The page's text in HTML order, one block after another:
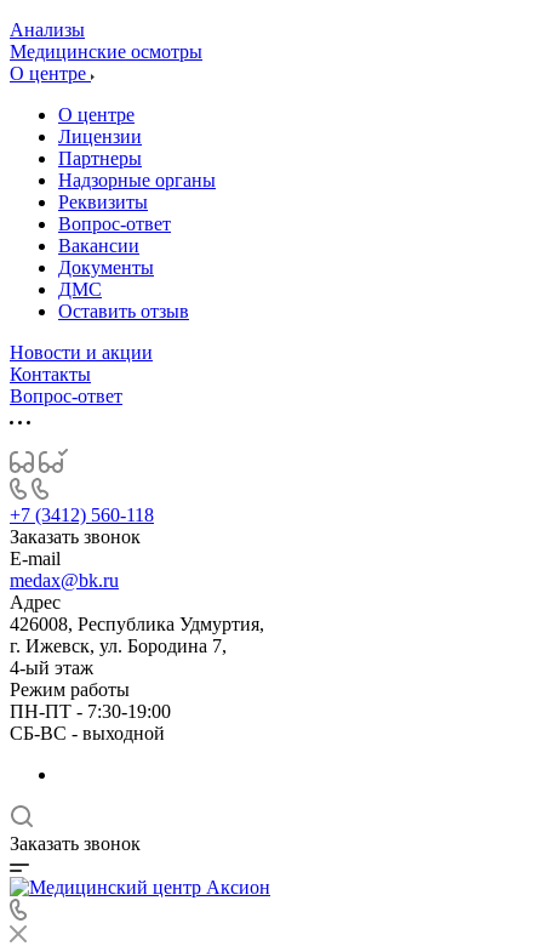
Анализы
Медицинские осмотры
О центре
О центре
Лицензии
Партнеры
Надзорные органы
Реквизиты
Вопрос-ответ
Вакансии
Документы
ДМС
Оставить отзыв
Новости и акции
Контакты
Вопрос-ответ
+7 (3412) 560-118
Заказать звонок
E-mail
medax@bk.ru
Адрес
426008, Республика Удмуртия,
г. Ижевск, ул. Бородина 7,
4-ый этаж
Режим работы
ПН-ПТ - 7:30-19:00
СБ-ВС - выходной
Заказать звонок